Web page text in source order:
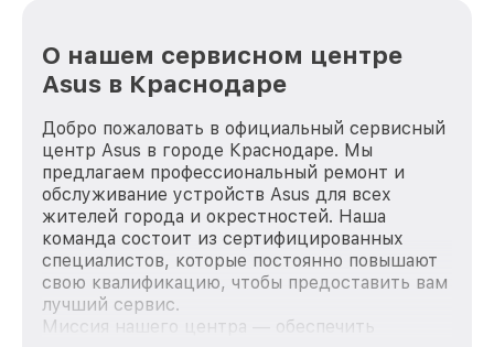
О нашем сервисном центре
Asus в Краснодаре
Добро пожаловать в официальный сервисный
центр Asus в городе Краснодаре. Мы
предлагаем профессиональный ремонт и
обслуживание устройств Asus для всех
жителей города и окрестностей. Наша
команда состоит из сертифицированных
специалистов, которые постоянно повышают
свою квалификацию, чтобы предоставить вам
лучший сервис.
Миссия нашего центра — обеспечить